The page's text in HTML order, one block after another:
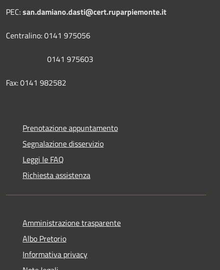
PEC:san.damiano.dasti@cert.ruparpiemonte.it
Centralino: 0141 975056
0141 975603
Fax: 0141 982582
Prenotazione appuntamento
Segnalazione disservizio
Leggi le FAQ
Richiesta assistenza
Amministrazione trasparente
Albo Pretorio
Informativa privacy